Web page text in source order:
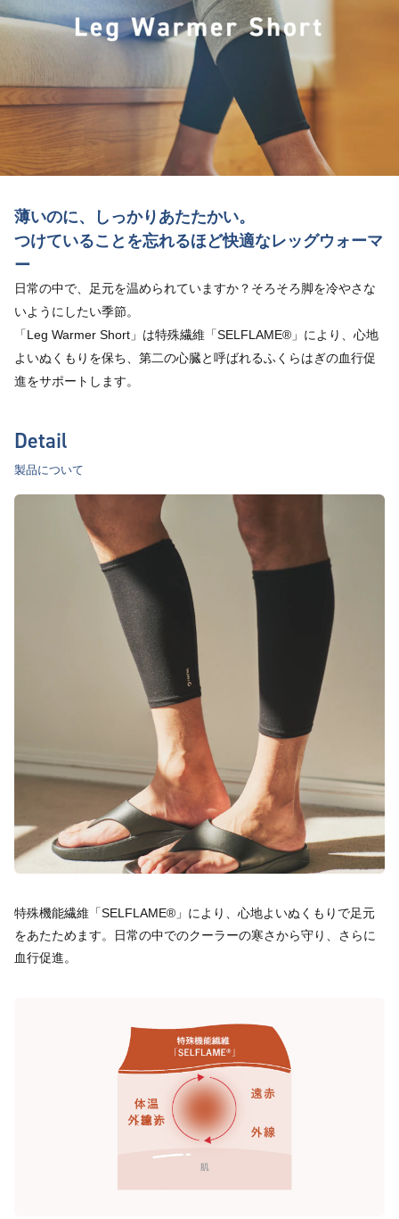
薄いのに、しっかりあたたかい。
つけていることを忘れるほど快適なレッグウォーマ
ー
日常の中で、足元を温められていますか？そろそろ脚を冷やさな
いようにしたい季節。
「Leg Warmer Short」は特殊繊維「SELFLAME®」により、心地
よいぬくもりを保ち、第二の心臓と呼ばれるふくらはぎの血行促
進をサポートします。
Detail
製品について
特殊機能繊維「SELFLAME®︎」により、心地よいぬくもりで足元
をあたためます。日常の中でのクーラーの寒さから守り、さらに
血行促進。